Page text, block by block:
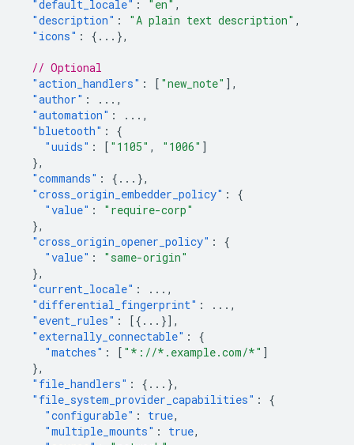
"default_locale" : "en" ,
"description" : "A plain text description" ,
"icons" : { ... },
// Optional
"action_handlers" : [ "new_note" ],
"author" : ... ,
"automation" : ... ,
"bluetooth" :
{
"uuids" : [ "1105" , "1006" ]
},
"commands" : { ... },
"cross_origin_embedder_policy" :
{
"value" :
"require-corp"
},
"cross_origin_opener_policy" :
{
"value" :
"same-origin"
},
"current_locale" : ... ,
"differential_fingerprint" : ... ,
"event_rules" : [{ ... }],
"externally_connectable" :
{
"matches" : [ "*://*.example.com/*" ]
},
"file_handlers" : { ... },
"file_system_provider_capabilities" :
{
"configurable" : true,
"multiple_mounts" : true,